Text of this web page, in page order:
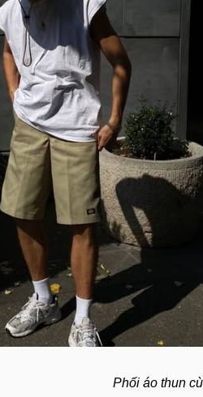
Phối áo thun